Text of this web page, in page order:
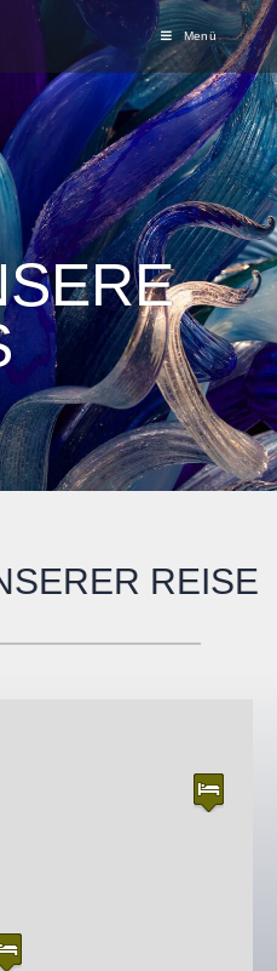
Menü
REISE